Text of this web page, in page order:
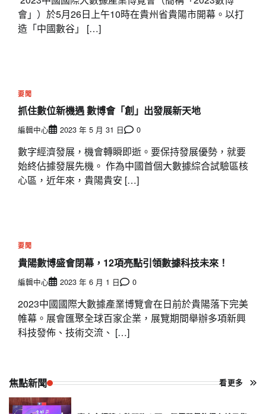
會」）於5月26日上午10時在貴州省貴陽市開幕。以打
造「中國數谷」 […]
要聞
抓住數位新機遇 數博會「創」出發展新天地
編輯中心 2023 年 5 月 31 日 0
數字經濟發展，機會轉瞬即逝。要保持發展優勢，就要
始終佔據發展先機。 作為中國首個大數據綜合試驗區核
心區，近年來，貴陽貴安 […]
要聞
貴陽數博盛會閉幕，12項亮點引領數據科技未來！
編輯中心 2023 年 6 月 1 日 0
2023中國國際大數據產業博覽會在日前於貴陽落下完美
帷幕。展會匯聚全球百家企業，展覽期間舉辦多項新興
科技發佈、技術交流、 […]
焦點新聞 看更多